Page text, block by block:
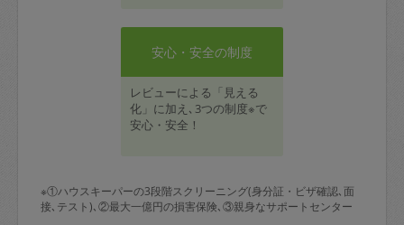
安心・安全の制度
レビューによる「見える
化」に加え､3つの制度※で
安心・安全！
※①ハウスキーパーの3段階スクリーニング(身分証・ビザ確認､面
接､テスト)､②最大一億円の損害保険､③親身なサポートセンター